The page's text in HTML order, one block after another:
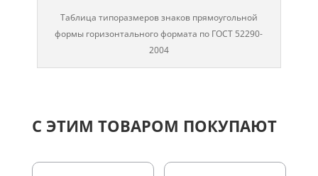
Таблица типоразмеров знаков прямоугольной
формы горизонтального формата по ГОСТ 52290-
2004
С ЭТИМ ТОВАРОМ ПОКУПАЮТ